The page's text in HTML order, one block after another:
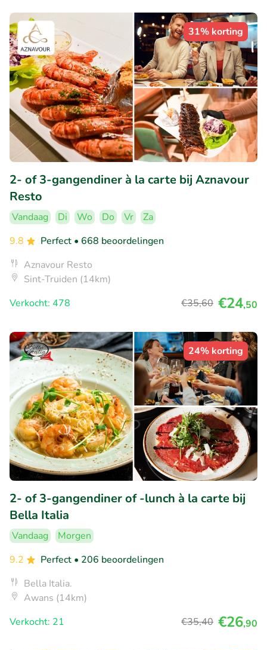
31% korting
2- of 3-gangendiner à la carte bij Aznavour
Resto
Vandaag Di Wo Do Vr
Za
9.8
Perfect • 668 beoordelingen
Aznavour Resto
Sint-Truiden (14km)
Verkocht: 478
€35,60 €24,50
24% korting
2- of 3-gangendiner of -lunch à la carte bij
Bella Italia
Vandaag
Morgen
9.2
Perfect • 206 beoordelingen
Bella Italia.
Awans (14km)
Verkocht: 21
€35,40 €26,90